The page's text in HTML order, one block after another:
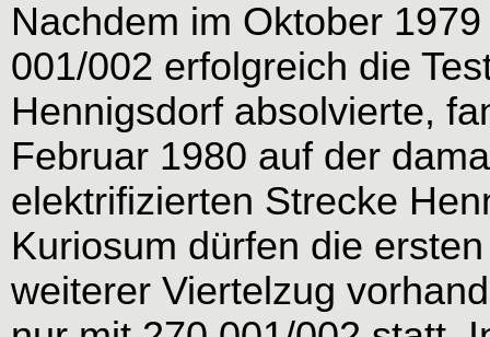
Nachdem im Oktober
001/002 erfolgreich die
Hennigsdorf absolvierte,
Februar 1980 auf der
elektrifizierten Strecke
Kuriosum dürfen die
weiterer Viertelzug